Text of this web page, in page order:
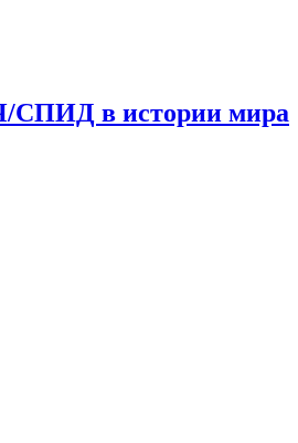
СПИД в истории мира